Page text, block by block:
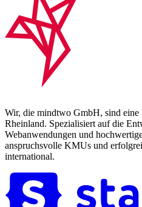
Wir, die mindtwo GmbH, sind eine
Rheinland. Spezialisiert auf die
Webanwendungen und
anspruchsvolle KMUs und
international.